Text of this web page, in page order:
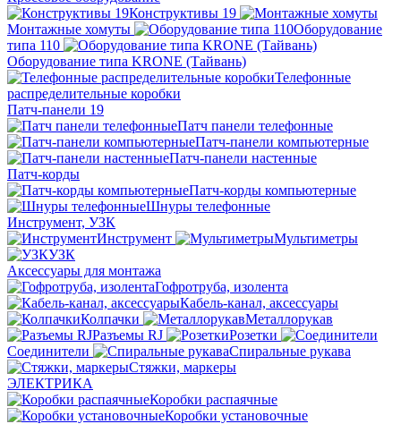
Конструктивы 19
Монтажные хомуты
Оборудование
типа 110
Оборудование типа KRONE (Тайвань)
Телефонные
распределительные коробки
Патч-панели 19
Патч панели телефонные
Патч-панели компьютерные
Патч-панели настенные
Патч-корды
Патч-корды компьютерные
Шнуры телефонные
Инструмент, УЗК
Инструмент
Мультиметры
УЗК
Аксессуары для монтажа
Гофротруба, изолента
Кабель-канал, аксессуары
Колпачки
Металлорукав
Разъемы RJ
Розетки
Соединители
Спиральные рукава
Стяжки, маркеры
ЭЛЕКТРИКА
Коробки распаячные
Коробки установочные